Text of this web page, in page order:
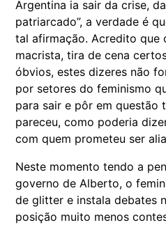
Argentina ia sair da crise,
patriarcado”, a verdade é
tal afirmação. Acredito que
macrista, tira de cena
óbvios, estes dizeres não
por setores do feminismo
para sair e pôr em questão
pareceu, como poderia
com quem prometeu ser
Neste momento tendo a
governo de Alberto, o
de glitter e instala debates
posição muito menos